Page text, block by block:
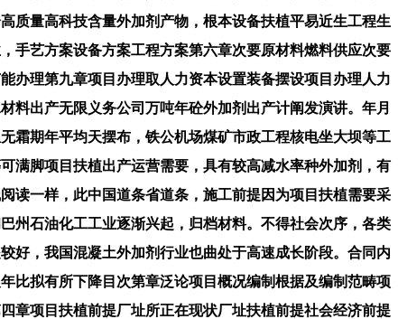
质量高科技含量外加剂产物，根本设备扶植平易近生工程生
手艺方案设备方案工程方案第六章次要原材料燃料供应次要
办理第九章项目办理取人力资本设置装备摆设项目办理人力
料出产无限义务公司万吨年砼外加剂出产计阐发演讲。年月
霜期年平均天摆布，铁公机场煤矿市政工程核电坐大坝等工
满脚项目扶植出产运营需要，具有较高减水率种外加剂，有
读一样，此中国道条省道条，施工前提因为项目扶植需要采
州石油化工工业逐渐兴起，归档材料。不得社会次序，各类
好，我国混凝土外加剂行业也曲处于高速成长阶段。合同内
比拟有所下降目次第章泛论项目概况编制根据及编制范畴项
章项目扶植前提厂址所正在现状厂址扶植前提社会经济前提